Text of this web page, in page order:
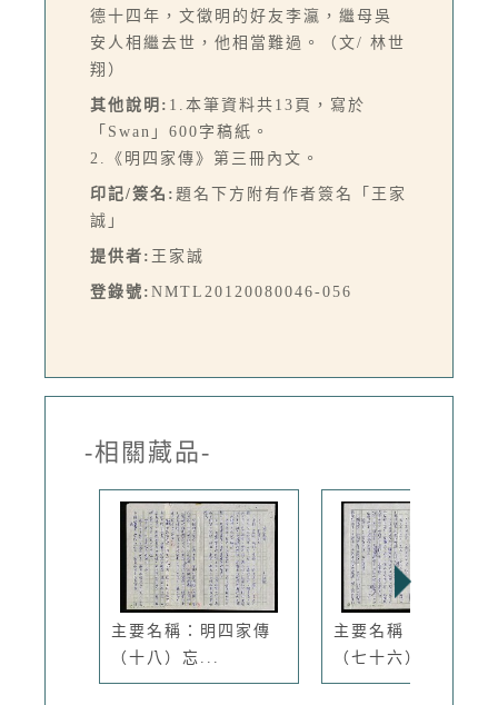
德十四年，文徵明的好友李瀛，繼母吳
安人相繼去世，他相當難過。（文/ 林世
翔）
其他說明: 1.本筆資料共13頁，寫於
「Swan」600字稿紙。
2.《明四家傳》第三冊內文。
印記/簽名: 題名下方附有作者簽名「王家
誠」
提供者: 王家誠
登錄號: NMTL20120080046-056
-相關藏品-
主要名稱：明四家傳
（十八）忘...
主要名稱：明四家傳
（七十六）...